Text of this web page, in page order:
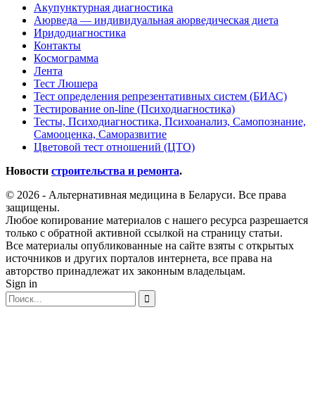
Акупунктурная диагностика
Аюрведа — индивидуальная аюрведическая диета
Иридодиагностика
Контакты
Космограмма
Лента
Тест Люшера
Тест определения репрезентативных систем (БИАС)
Тестирование on-line (Психодиагностика)
Тесты, Психодиагностика, Психоанализ, Самопознание,
Самооценка, Саморазвитие
Цветовой тест отношений (ЦТО)
Новости строительства и ремонта.
© 2026 - Альтернативная медицина в Беларуси. Все права
защищены.
Любое копирование материалов с нашего ресурса разрешается
только с обратной активной ссылкой на страницу статьи.
Все материалы опубликованные на сайте взяты с открытых
источников и других порталов интернета, все права на
авторство принадлежат их законным владельцам.
Sign in